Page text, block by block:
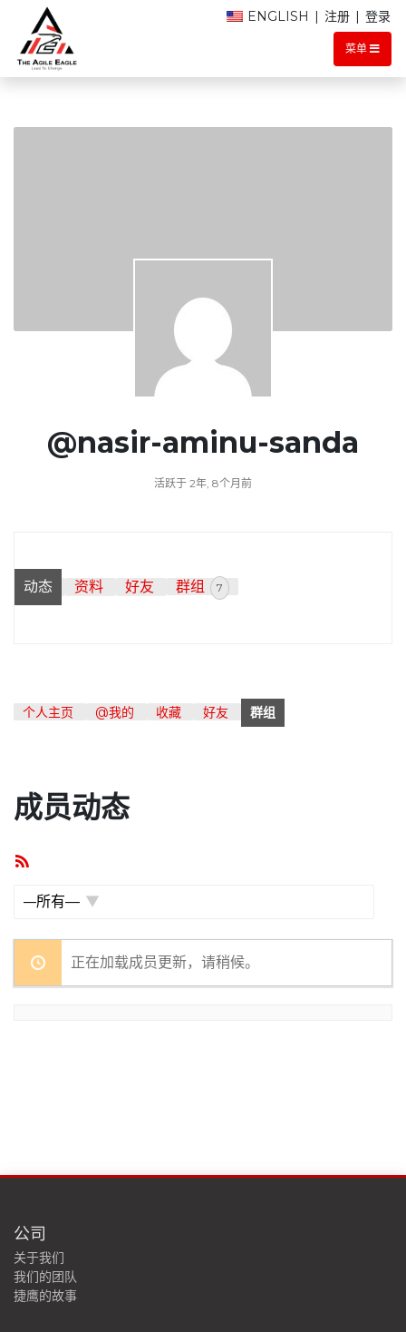
菜单
ENGLISH | 注册 | 登录
@nasir-aminu-sanda
活跃于 2年, 8个月前
动态 资料 好友 群组 7
个人主页 @我的 收藏 好友 群组
成员动态
阅
示：
正在加载成员更新，请稍候。
公司
关于我们
我们的团队
捷鹰的故事